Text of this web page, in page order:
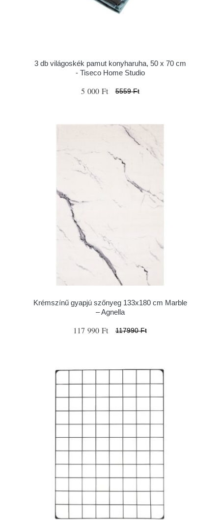
3 db világoskék pamut konyharuha, 50 x 70 cm
- Tiseco Home Studio
5 000 Ft 5559 Ft
Krémszínű gyapjú szőnyeg 133x180 cm Marble
– Agnella
117 990 Ft 117990 Ft